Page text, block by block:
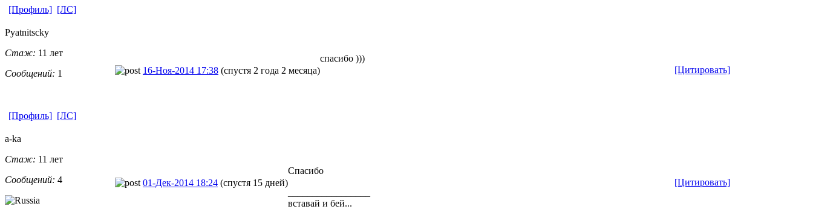
[Профиль] [ЛС]
Pyatnitscky
Стаж: 11 лет
Сообщений: 1 16-Ноя-2014 17:38 (спустя 2 года 2 месяца) [Цитировать]
спасибо )))
[Профиль] [ЛС]
a-ka
Стаж: 11 лет
Сообщений: 4 01-Дек-2014 18:24 (спустя 15 дней) [Цитировать]
Спасибо
вставай и бей...